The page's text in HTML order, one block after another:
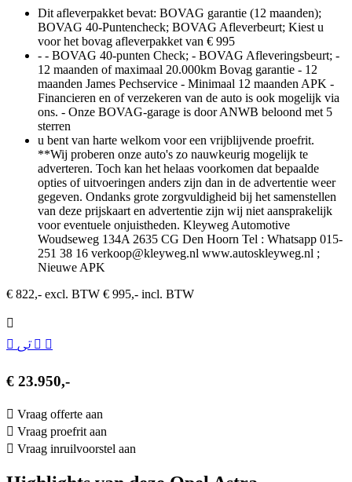
Dit afleverpakket bevat: BOVAG garantie (12 maanden);
BOVAG 40-Puntencheck; BOVAG Afleverbeurt; Kiest u
voor het bovag afleverpakket van € 995
- - BOVAG 40-punten Check; - BOVAG Afleveringsbeurt; -
12 maanden of maximaal 20.000km Bovag garantie - 12
maanden James Pechservice - Minimaal 12 maanden APK -
Financieren en of verzekeren van de auto is ook mogelijk via
ons. - Onze BOVAG-garage is door ANWB beloond met 5
sterren
u bent van harte welkom voor een vrijblijvende proefrit.
**Wij proberen onze auto's zo nauwkeurig mogelijk te
adverteren. Toch kan het helaas voorkomen dat bepaalde
opties of uitvoeringen anders zijn dan in de advertentie weer
gegeven. Ondanks grote zorgvuldigheid bij het samenstellen
van deze prijskaart en advertentie zijn wij niet aansprakelijk
voor eventuele onjuistheden. Kleyweg Automotive
Woudseweg 134A 2635 CG Den Hoorn Tel : Whatsapp 015-
251 38 16 verkoop@kleyweg.nl www.autoskleyweg.nl ;
Nieuwe APK
€ 822,- excl. BTW € 995,- incl. BTW
€ 23.950,-
Vraag offerte aan
Vraag proefrit aan
Vraag inruilvoorstel aan